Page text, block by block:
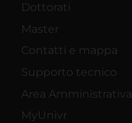
Dottorati
Master
Contatti e mappa
Supporto tecnico
Area Amministrativa
MyUnivr